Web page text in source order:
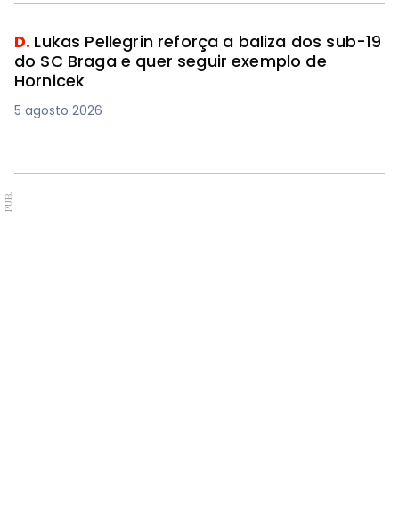
D. Lukas Pellegrin reforça a baliza dos sub-19
do SC Braga e quer seguir exemplo de
Hornicek
5 agosto 2026
PUB.